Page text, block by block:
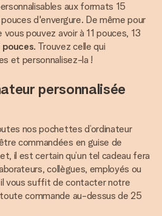
aux formats 15
d'envergure. De même pour
pouvez avoir à 11 pouces, 13
pouces. Trouvez celle qui
et personnalisez-la !
personnalisée
nos pochettes d’ordinateur
commandées en guise de
il est certain qu’un tel cadeau fera
collègues, employés ou
vous suffit de contacter notre
commande au-dessus de 25